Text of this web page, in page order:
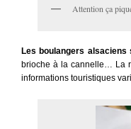
Attention ça
Les boulangers
brioche à la cannelle… La
informations touristiques